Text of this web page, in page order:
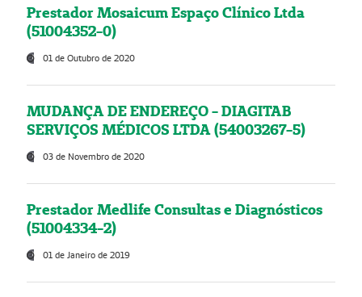
Prestador Mosaicum Espaço Clínico Ltda
(51004352-0)
01 de Outubro de 2020
MUDANÇA DE ENDEREÇO - DIAGITAB
SERVIÇOS MÉDICOS LTDA (54003267-5)
03 de Novembro de 2020
Prestador Medlife Consultas e Diagnósticos
(51004334-2)
01 de Janeiro de 2019